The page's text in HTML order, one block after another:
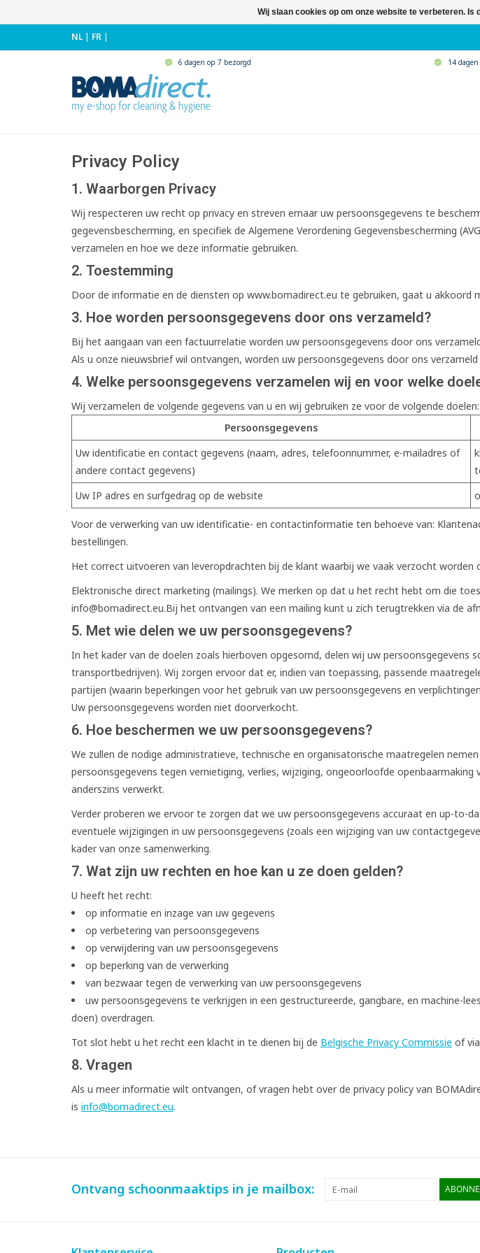
NL| FR |
6 dagen op 7 bezorgd 14
Privacy Policy
1. Waarborgen Privacy
Wij respecteren uw recht op privacy en streven ernaar uw persoonsgegevens te
gegevensbescherming, en specifiek de Algemene Verordening Gegevensbescherming
verzamelen en hoe we deze informatie gebruiken.
2. Toestemming
Door de informatie en de diensten op www.bomadirect.eu te gebruiken, gaat u akkoord
3. Hoe worden persoonsgegevens door ons verzameld?
Bij het aangaan van een factuurrelatie worden uw persoonsgegevens door ons
Als u onze nieuwsbrief wil ontvangen, worden uw persoonsgegevens door ons
4. Welke persoonsgegevens verzamelen wij en voor welke
Wij verzamelen de volgende gegevens van u en wij gebruiken ze voor de volgende doelen:
Persoonsgegevens
Uw identificatie en contact gegevens (naam, adres, telefoonnummer, e-mailadres of
andere contact gegevens)
Uw IP adres en surfgedrag op de website
Voor de verwerking van uw identificatie- en contactinformatie ten behoeve van:
bestellingen.
Het correct uitvoeren van leveropdrachten bij de klant waarbij we vaak verzocht
Elektronische direct marketing (mailings). We merken op dat u het recht hebt om die
info@bomadirect.eu.Bij het ontvangen van een mailing kunt u zich terugtrekken via de
5. Met wie delen we uw persoonsgegevens?
In het kader van de doelen zoals hierboven opgesomd, delen wij uw persoonsgegevens
transportbedrijven). Wij zorgen ervoor dat er, indien van toepassing, passende
partijen (waarin beperkingen voor het gebruik van uw persoonsgegevens en
Uw persoonsgegevens worden niet doorverkocht.
6. Hoe beschermen we uw persoonsgegevens?
We zullen de nodige administratieve, technische en organisatorische maatregelen
persoonsgegevens tegen vernietiging, verlies, wijziging, ongeoorloofde
anderszins verwerkt.
Verder proberen we ervoor te zorgen dat we uw persoonsgegevens accuraat en up-to-
eventuele wijzigingen in uw persoonsgegevens (zoals een wijziging van uw
kader van onze samenwerking.
7. Wat zijn uw rechten en hoe kan u ze doen gelden?
U heeft het recht:
op informatie en inzage van uw gegevens
op verbetering van persoonsgegevens
op verwijdering van uw persoonsgegevens
op beperking van de verwerking
van bezwaar tegen de verwerking van uw persoonsgegevens
uw persoonsgegevens te verkrijgen in een gestructureerde, gangbare, en machine-
doen) overdragen.
Tot slot hebt u het recht een klacht in te dienen bij de Belgische Privacy Commissie of via
8. Vragen
Als u meer informatie wilt ontvangen, of vragen hebt over de privacy policy van
is info@bomadirect.eu.
Ontvang schoonmaaktips in je mailbox:
Wij slaan cookies op om onze website te verbeteren. Is